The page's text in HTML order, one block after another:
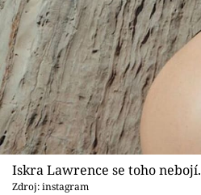
Iskra Lawrence se toho nebojí.
Zdroj: instagram